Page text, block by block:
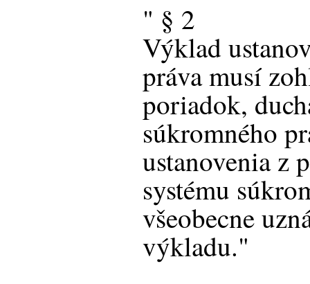
" § 2
Výklad
práva musí
poriadok,
súkromného
ustanovenia z
systému
všeobecne
výkladu."